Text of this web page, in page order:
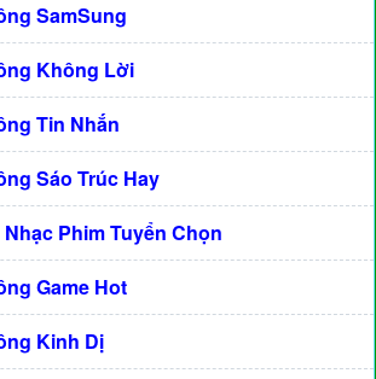
SamSung
Không Lời
Tin Nhắn
Sáo Trúc Hay
Phim Tuyển Chọn
Game Hot
Kinh Dị